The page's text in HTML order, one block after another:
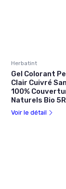
Herbatint
Gel Colorant
Clair Cuivré
100%
Naturels Bio
Voir le détail